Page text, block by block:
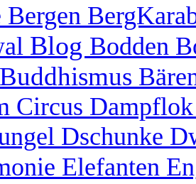
Bergen
Blog Bodden
Buddhismus
Circus
Dschunke
Elefanten